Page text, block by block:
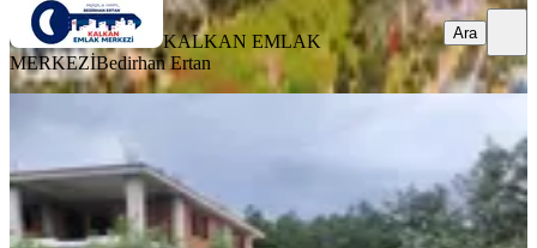
KALKAN EMLAK
MERKEZİBedirhan Ertan
Ara
Kaş, Kınık Mahallesi
133953 m²·19/m²·10.07.2025